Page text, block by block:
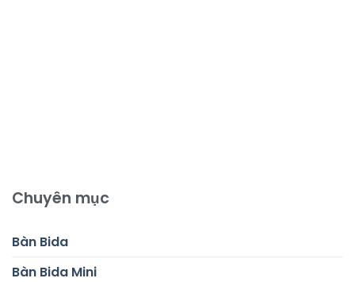
Chuyên mục
Bàn Bida
Bàn Bida Mini